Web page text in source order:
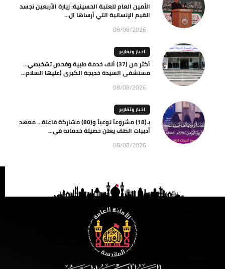
الأمين العام للعتبة الحسينية: زيارة الأربعين تجسد
القيم الإنسانية التي أرساها ال...
08/08/2026
اخبار وتقارير
أكثر من (37) ألف خدمة طبية وفحص تشخيصي…
مستشفى السيدة خديجة الكبرى (عليها السلام...
08/08/2026
اخبار وتقارير
بـ(18) مشروعاً نوعياً و(80) مشاركة فاعلة… معهد
أديبات الطف يعلن حصيلة خدماته في...
08/08/2026